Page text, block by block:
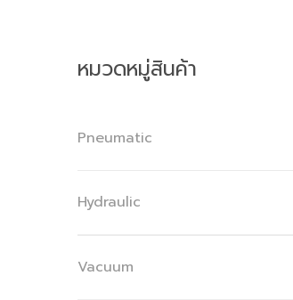
หมวดหมู่สินค้า
Pneumatic
Hydraulic
Vacuum